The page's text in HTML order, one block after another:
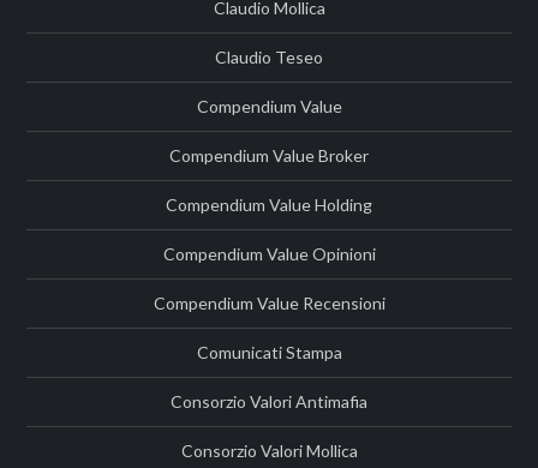
Claudio Mollica
Claudio Teseo
Compendium Value
Compendium Value Broker
Compendium Value Holding
Compendium Value Opinioni
Compendium Value Recensioni
Comunicati Stampa
Consorzio Valori Antimafia
Consorzio Valori Mollica